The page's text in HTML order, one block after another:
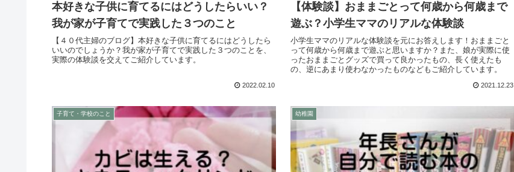
本好きな子供に育てるにはどうしたらいい？
我が家が子育てで実践した３つのこと
【４０代主婦のブログ】本好きな子供に育てるにはどうしたら
いいのでしょうか？我が家が子育てで実践した３つのことを、
実際の体験談を交えてご紹介しています。
2022.02.10
【体験談】おままごとって何歳から何歳まで
遊ぶ？小学生ママのリアルな体験談
小学生ママのリアルな体験談を元にお答えします！おままごと
って何歳から何歳まで遊ぶと思いますか？また、娘が実際に使
ったおままごとグッズで買って良かったもの、長く使えたも
の、逆にあまり使わなかったものなどもご紹介しています。
2021.12.23
子育て・学校のこと 幼稚園